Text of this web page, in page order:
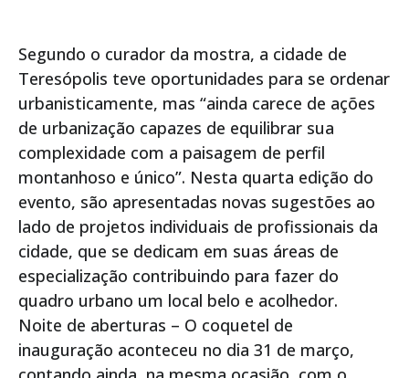
Segundo o curador da mostra, a cidade de
Teresópolis teve oportunidades para se ordenar
urbanisticamente, mas “ainda carece de ações
de urbanização capazes de equilibrar sua
complexidade com a paisagem de perfil
montanhoso e único”. Nesta quarta edição do
evento, são apresentadas novas sugestões ao
lado de projetos individuais de profissionais da
cidade, que se dedicam em suas áreas de
especialização contribuindo para fazer do
quadro urbano um local belo e acolhedor.
Noite de aberturas – O coquetel de
inauguração aconteceu no dia 31 de março,